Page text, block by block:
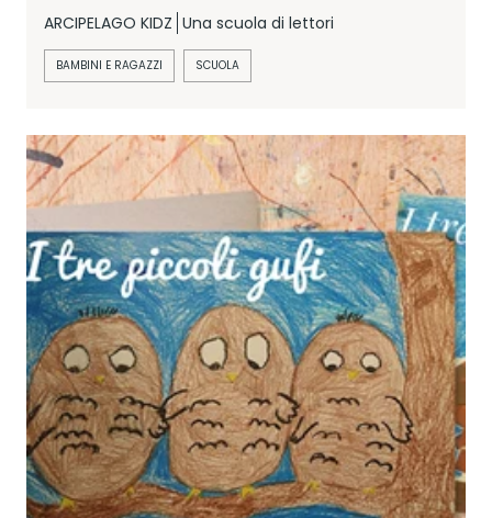
ARCIPELAGO KIDZ Una scuola di lettori
BAMBINI E RAGAZZI SCUOLA